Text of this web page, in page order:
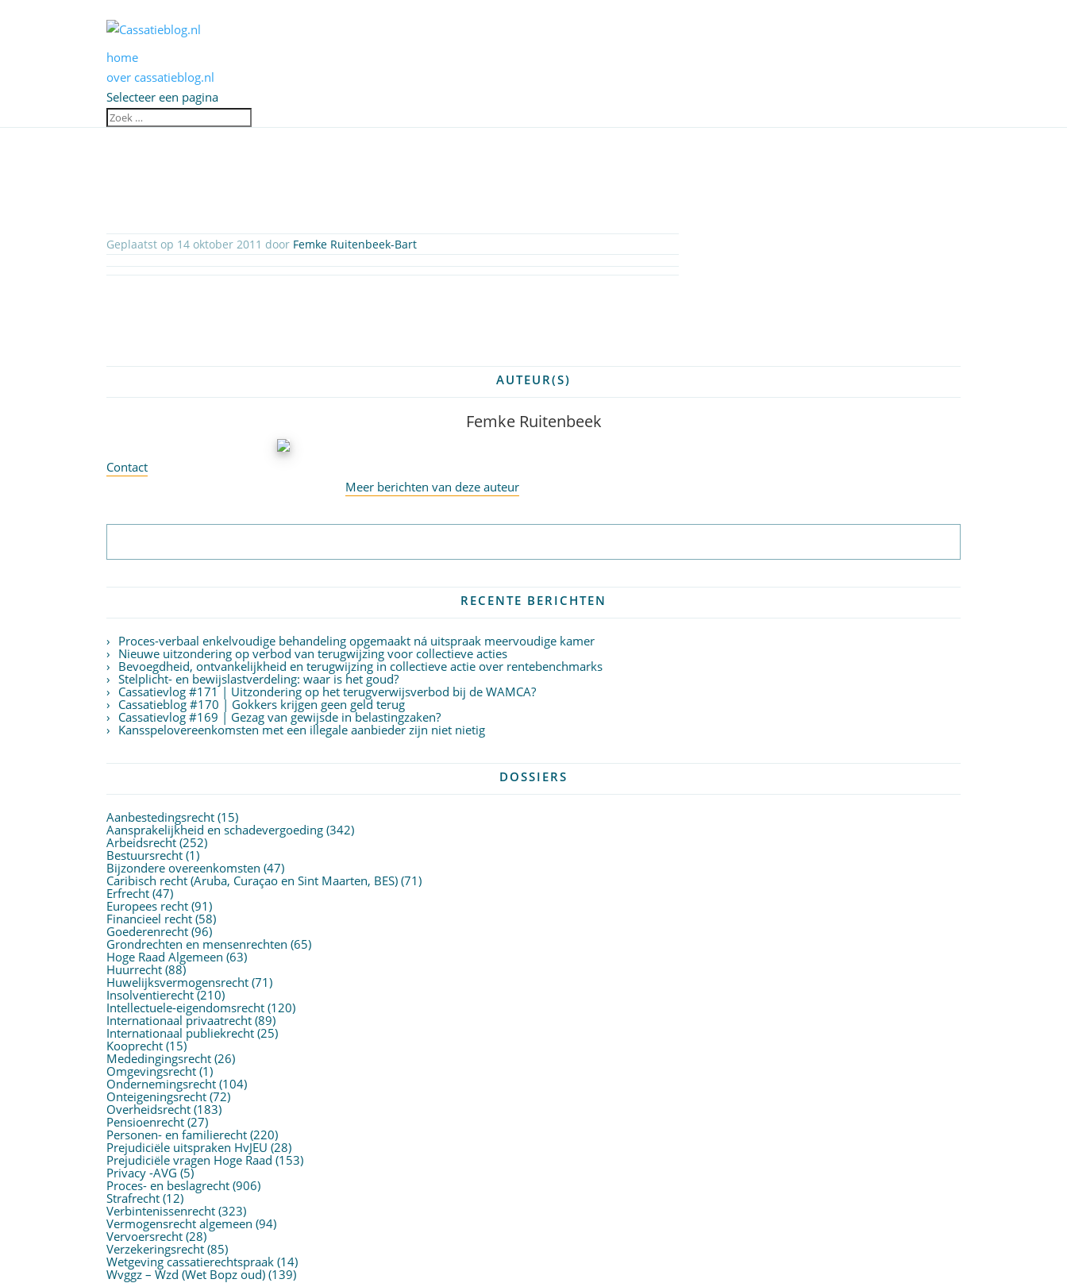
home
over cassatieblog.nl
Selecteer een pagina
Geplaatst op 14 oktober 2011 door Femke Ruitenbeek-Bart
AUTEUR(S)
Femke Ruitenbeek
Contact
Meer berichten van deze auteur
RECENTE BERICHTEN
Proces-verbaal enkelvoudige behandeling opgemaakt ná uitspraak meervoudige kamer
Nieuwe uitzondering op verbod van terugwijzing voor collectieve acties
Bevoegdheid, ontvankelijkheid en terugwijzing in collectieve actie over rentebenchmarks
Stelplicht- en bewijslastverdeling: waar is het goud?
Cassatievlog #171 | Uitzondering op het terugverwijsverbod bij de WAMCA?
Cassatieblog #170 | Gokkers krijgen geen geld terug
Cassatievlog #169 | Gezag van gewijsde in belastingzaken?
Kansspelovereenkomsten met een illegale aanbieder zijn niet nietig
DOSSIERS
Aanbestedingsrecht (15)
Aansprakelijkheid en schadevergoeding (342)
Arbeidsrecht (252)
Bestuursrecht (1)
Bijzondere overeenkomsten (47)
Caribisch recht (Aruba, Curaçao en Sint Maarten, BES) (71)
Erfrecht (47)
Europees recht (91)
Financieel recht (58)
Goederenrecht (96)
Grondrechten en mensenrechten (65)
Hoge Raad Algemeen (63)
Huurrecht (88)
Huwelijksvermogensrecht (71)
Insolventierecht(210)
Intellectuele-eigendomsrecht (120)
Internationaal privaatrecht (89)
Internationaal publiekrecht (25)
Kooprecht (15)
Mededingingsrecht (26)
Omgevingsrecht (1)
Ondernemingsrecht (104)
Onteigeningsrecht (72)
Overheidsrecht (183)
Pensioenrecht (27)
Personen- en familierecht (220)
Prejudiciële uitspraken HvJEU (28)
Prejudiciële vragen Hoge Raad (153)
Privacy -AVG (5)
Proces- en beslagrecht (906)
Strafrecht (12)
Verbintenissenrecht (323)
Vermogensrecht algemeen (94)
Vervoersrecht (28)
Verzekeringsrecht (85)
Wetgeving cassatierechtspraak (14)
Wvggz – Wzd (Wet Bopz oud) (139)